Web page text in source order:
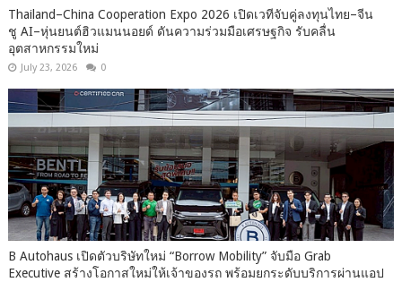
Thailand–China Cooperation Expo 2026 เปิดเวทีจับคู่ลงทุนไทย–จีน
ชู AI–หุ่นยนต์ฮิวแมนนอยด์ ดันความร่วมมือเศรษฐกิจ รับคลื่น
อุตสาหกรรมใหม่
July 23, 2026 0
B Autohaus เปิดตัวบริษัทใหม่ “Borrow Mobility” จับมือ Grab
Executive สร้างโอกาสใหม่ให้เจ้าของรถ พร้อมยกระดับบริการผ่านแอป